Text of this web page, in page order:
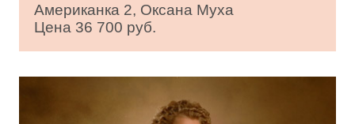
Американка 2, Оксана Муха
Цена 36 700 руб.